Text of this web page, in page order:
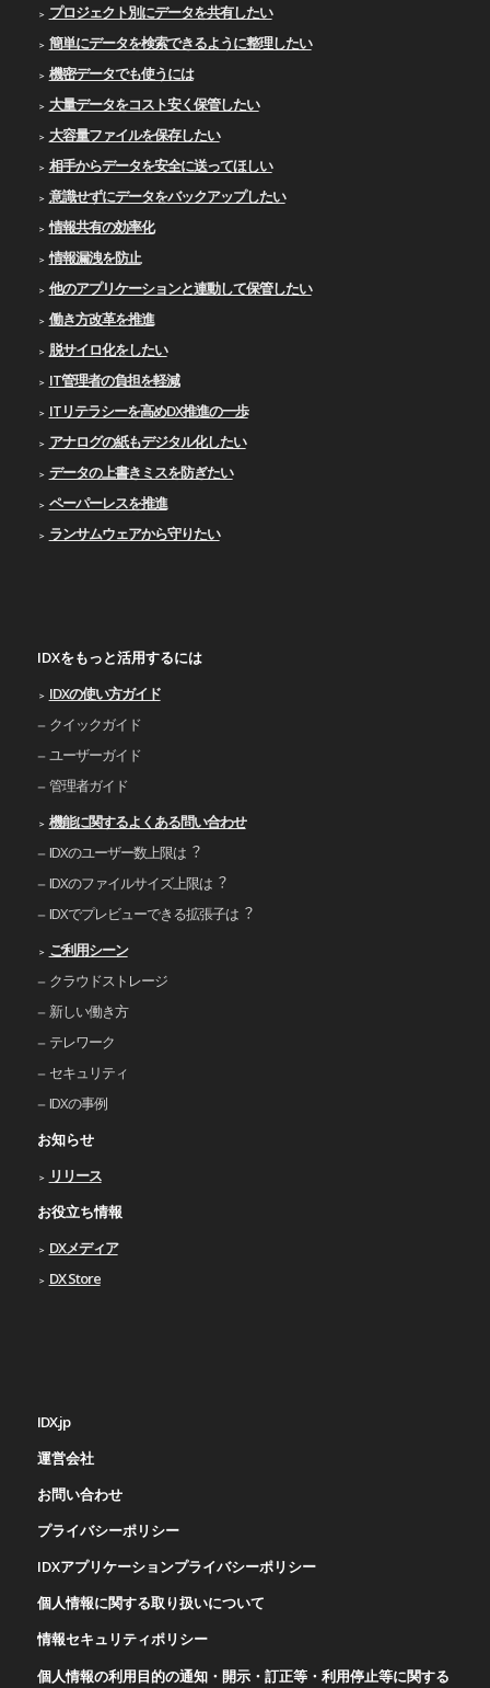
プロジェクト別にデータを共有したい
簡単にデータを検索できるように整理したい
機密データでも使うには
大量データをコスト安く保管したい
大容量ファイルを保存したい
相手からデータを安全に送ってほしい
意識せずにデータをバックアップしたい
情報共有の効率化
情報漏洩を防止
他のアプリケーションと連動して保管したい
働き方改革を推進
脱サイロ化をしたい
IT管理者の負担を軽減
ITリテラシーを高めDX推進の一歩
アナログの紙もデジタル化したい
データの上書きミスを防ぎたい
ペーパーレスを推進
ランサムウェアから守りたい
IDXをもっと活用するには
IDXの使い⽅ガイド
クイックガイド
ユーザーガイド
管理者ガイド
機能に関するよくある問い合わせ
IDXのユーザー数上限は︖
IDXのファイルサイズ上限は︖
IDXでプレビューできる拡張⼦は︖
ご利⽤シーン
クラウドストレージ
新しい働き⽅
テレワーク
セキュリティ
IDXの事例
お知らせ
リリース
お役立ち情報
DXメディア
DX Store
IDX.jp
運営会社
お問い合わせ
プライバシーポリシー
IDXアプリケーションプライバシーポリシー
個人情報に関する取り扱いについて
情報セキュリティポリシー
個人情報の利用目的の通知・開示・訂正等・利用停止等に関する